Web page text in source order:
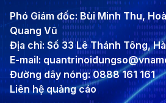
Phó Giám đốc: Bùi Minh Thu,
Quang Vũ
Địa chỉ: Số 33 Lê Thánh Tông,
E-mail:
Đường dây nóng: 0888 161 161
Liên hệ quảng cáo